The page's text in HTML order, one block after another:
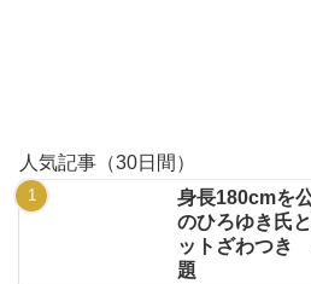
人気記事（30日間）
身長180cmを
のひろゆき氏
ットざわつき
題